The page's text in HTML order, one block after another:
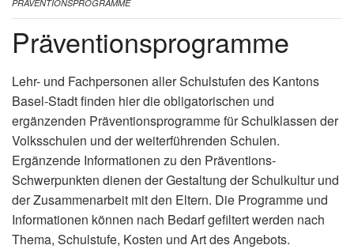
PRÄVENTIONSPROGRAMME
Präventionsprogramme
Lehr- und Fachpersonen aller Schulstufen des Kantons
Basel-Stadt finden hier die obligatorischen und
ergänzenden Präventionsprogramme für Schulklassen der
Volksschulen und der weiterführenden Schulen.
Ergänzende Informationen zu den Präventions-
Schwerpunkten dienen der Gestaltung der Schulkultur und
der Zusammenarbeit mit den Eltern. Die Programme und
Informationen können nach Bedarf gefiltert werden nach
Thema, Schulstufe, Kosten und Art des Angebots.